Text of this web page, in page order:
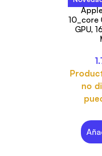
10_core
GPU,
no